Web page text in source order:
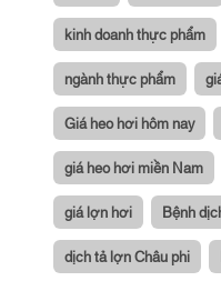
kinh doanh thực phẩm
ngành thực phẩm
Giá heo hơi hôm nay
giá heo hơi miền Nam
giá lợn hơi Bệnh
dịch tả lợn Châu phi